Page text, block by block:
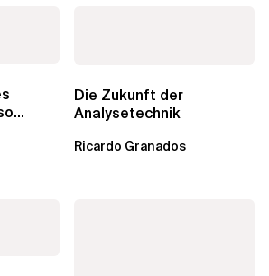
Die Zukunft der
Analysetechnik
Ricardo Granados